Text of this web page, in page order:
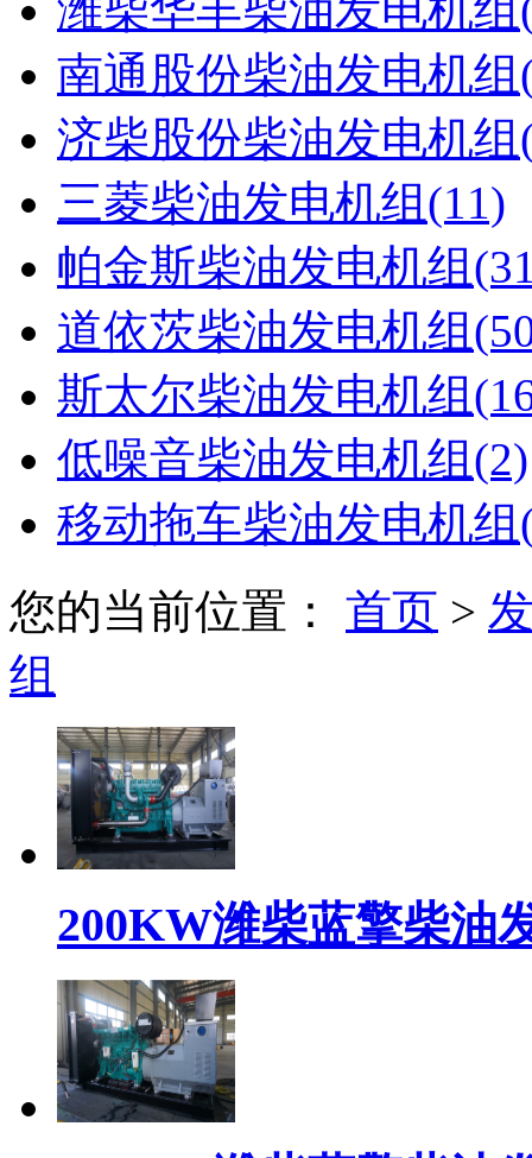
潍柴华丰柴油发电机组
南通股份柴油发电机组
济柴股份柴油发电机组
三菱柴油发电机组(11)
帕金斯柴油发电机组
道依茨柴油发电机组
斯太尔柴油发电机组
低噪音柴油发电机组(2)
移动拖车柴油发电机组
您的当前位置： 首页 >
组
200KW潍柴蓝擎柴油